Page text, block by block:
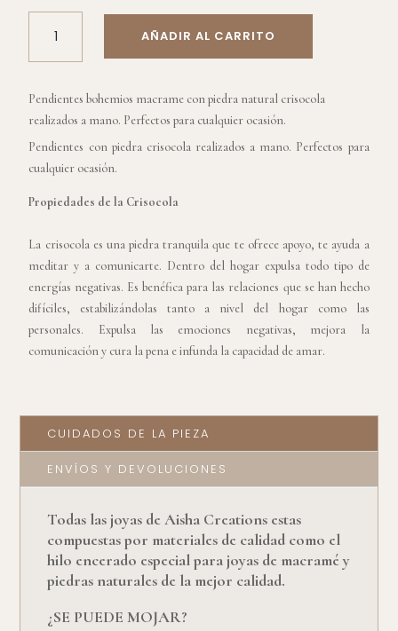
CON
PIEDRA
CANTIDAD
AÑADIR AL CARRITO
Pendientes bohemios macrame con piedra natural crisocola
realizados a mano. Perfectos para cualquier ocasión.
Pendientes con piedra crisocola realizados a mano. Perfectos para
cualquier ocasión.
Propiedades de la Crisocola
La crisocola es una piedra tranquila que te ofrece apoyo, te ayuda a
meditar y a comunicarte. Dentro del hogar expulsa todo tipo de
energías negativas. Es benéfica para las relaciones que se han hecho
difíciles, estabilizándolas tanto a nivel del hogar como las
personales. Expulsa las emociones negativas, mejora la
comunicación y cura la pena e infunda la capacidad de amar.
CUIDADOS DE LA PIEZA
ENVÍOS Y DEVOLUCIONES
Todas las joyas de Aisha Creations estas
compuestas por materiales de calidad como el
hilo encerado especial para joyas de macramé y
piedras naturales de la mejor calidad.
¿SE PUEDE MOJAR?